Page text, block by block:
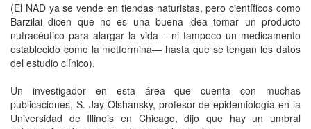
(El NAD ya se vende en tiendas naturistas, pero científicos como
Barzilai dicen que no es una buena idea tomar un producto
nutracéutico para alargar la vida —ni tampoco un medicamento
establecido como la metformina— hasta que se tengan los datos
del estudio clínico).
Un investigador en esta área que cuenta con muchas
publicaciones, S. Jay Olshansky, profesor de epidemiología en la
Universidad de Illinois en Chicago, dijo que hay un umbral